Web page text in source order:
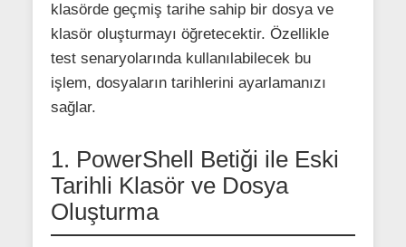
klasörde geçmiş tarihe sahip bir dosya ve
klasör oluşturmayı öğretecektir. Özellikle
test senaryolarında kullanılabilecek bu
işlem, dosyaların tarihlerini ayarlamanızı
sağlar.
1. PowerShell Betiği ile Eski
Tarihli Klasör ve Dosya
Oluşturma